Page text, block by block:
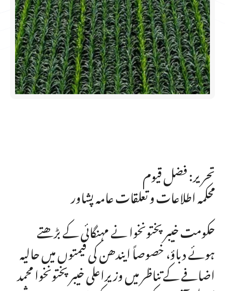
تحریر: فضل قیوم
محکمہ اطلاعات و تعلقات عامہ پشاور
حکومت خیبر پختونخوا نے مہنگائی کے بڑھتے
ہوئے دباؤ، خصوصاً ایندھن کی قیمتوں میں حالیہ
اضافے کے تناظر میں وزیراعلی خیبرپختونخوا محمد